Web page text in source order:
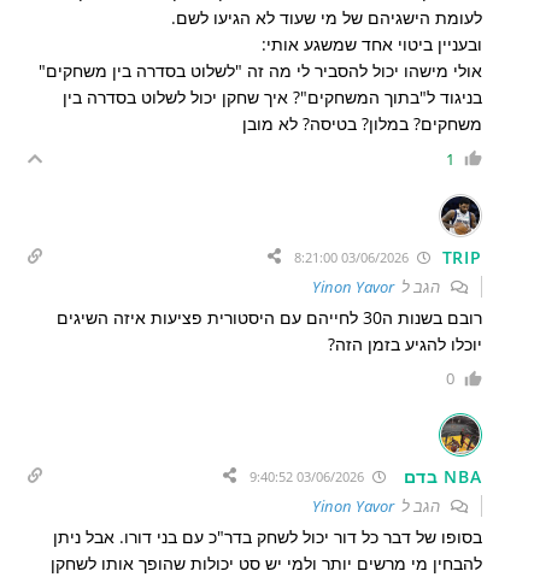
לעומת הישגיהם של מי שעוד לא הגיעו לשם.
ובעניין ביטוי אחד שמשגע אותי:
אולי מישהו יכול להסביר לי מה זה "לשלוט בסדרה בין משחקים"
בניגוד ל"בתוך המשחקים"? איך שחקן יכול לשלוט בסדרה בין
משחקים? במלון? בטיסה? לא מובן
1
TRIP
03/06/2026 8:21:00
הגב לYinon Yavor
רובם בשנות ה30 לחייהם עם היסטורית פציעות איזה השיגים
יוכלו להגיע בזמן הזה?
0
NBA בדם 03/06/2026 9:40:52
הגב לYinon Yavor
בסופו של דבר כל דור יכול לשחק בדר"כ עם בני דורו. אבל ניתן
להבחין מי מרשים יותר ולמי יש סט יכולות שהופך אותו לשחקן